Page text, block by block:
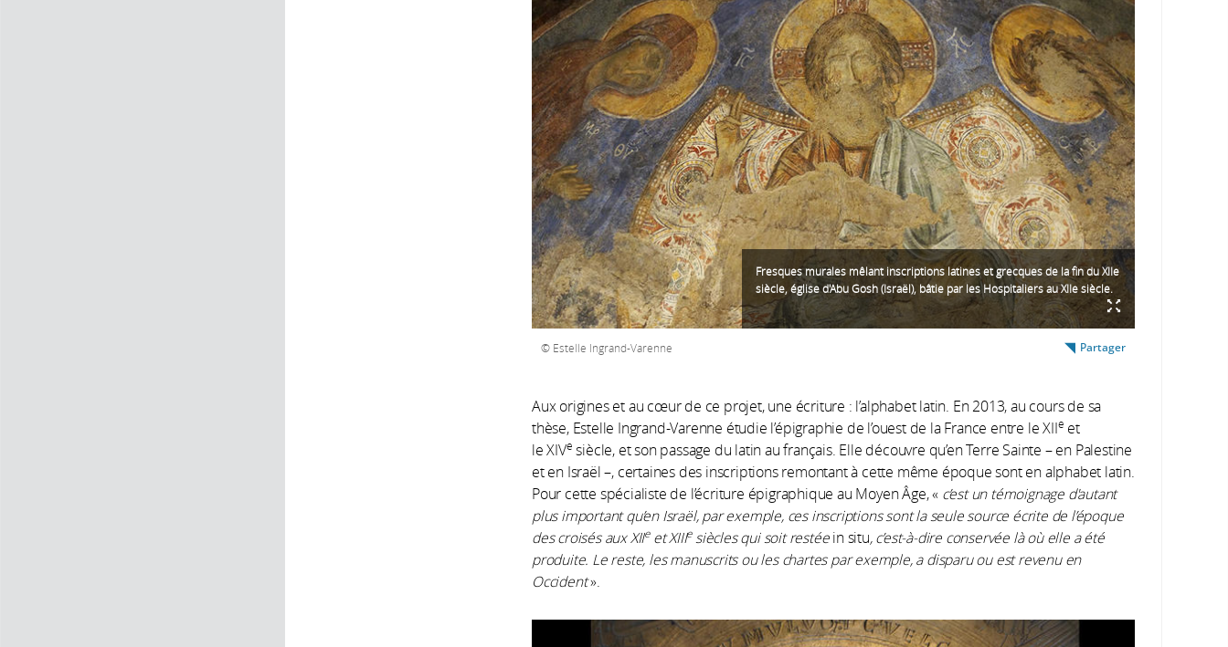
Fresques murales mêlant inscriptions latines et grecques de la fin du XIIe
siècle, église d'Abu Gosh (Israël), bâtie par les Hospitaliers au XIIe siècle.
Estelle Ingrand-Varenne Partager
Aux origines et au cœur de ce projet, une écriture : l’alphabet latin. En 2013, au cours de sa
thèse, Estelle Ingrand-Varenne étudie l’épigraphie de l’ouest de la France entre le XIIe et
le XIVe siècle, et son passage du latin au français. Elle découvre qu’en Terre Sainte – en Palestine
et en Israël –, certaines des inscriptions remontant à cette même époque sont en alphabet latin.
Pour cette spécialiste de l’écriture épigraphique au Moyen Âge, « c’est un témoignage d'autant
plus important qu’en Israël, par exemple, ces inscriptions sont la seule source écrite de l’époque
des croisés aux XIIeet XIIIesiècles qui soit restée in situ, c’est-à-dire conservée là où elle a été
produite. Le reste, les manuscrits ou les chartes par exemple, a disparu ou est revenu en
Occident».